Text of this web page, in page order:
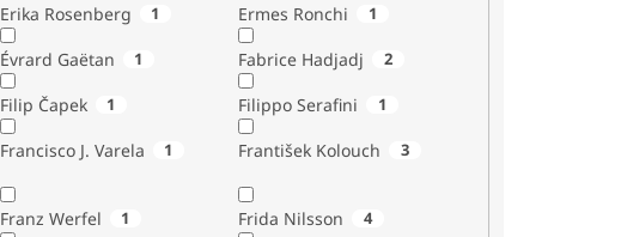
Erika Rosenberg 1 Ermes Ronchi 1
Évrard Gaëtan 1 Fabrice Hadjadj 2
Filip Čapek 1 Filippo Serafini 1
Francisco J. Varela 1 František Kolouch 3
Franz Werfel 1 Frida Nilsson 4